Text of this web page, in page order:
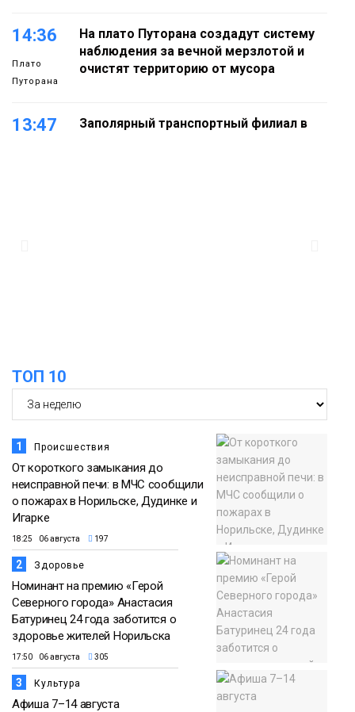
14:36
Плато
Путорана
На плато Путорана создадут систему
наблюдения за вечной мерзлотой и
очистят территорию от мусора
13:47
Заполярный транспортный филиал в
ТОП 10
1 Происшествия
От короткого замыкания до
неисправной печи: в МЧС сообщили
о пожарах в Норильске, Дудинке и
Игарке
18:25 06 августа 197
2 Здоровье
Номинант на премию «Герой
Северного города» Анастасия
Батуринец 24 года заботится о
здоровье жителей Норильска
17:50 06 августа 305
3 Культура
Афиша 7–14 августа